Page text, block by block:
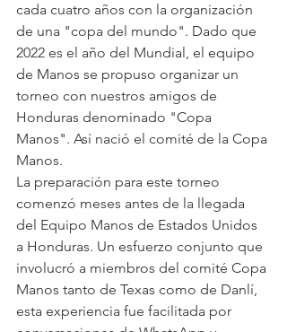
cada cuatro años con la organización
de una "copa del mundo". Dado que
2022 es el año del Mundial, el equipo
de Manos se propuso organizar un
torneo con nuestros amigos de
Honduras denominado "Copa
Manos". Así nació el comité de la Copa
Manos.
La preparación para este torneo
comenzó meses antes de la llegada
del Equipo Manos de Estados Unidos
a Honduras. Un esfuerzo conjunto que
involucró a miembros del comité Copa
Manos tanto de Texas como de Danlí,
esta experiencia fue facilitada por